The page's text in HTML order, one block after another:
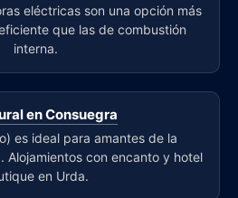
eléctricas son una opción más
que las de combustión
interna.
en Consuegra
es ideal para amantes de la
Alojamientos con encanto y hotel
en Urda.